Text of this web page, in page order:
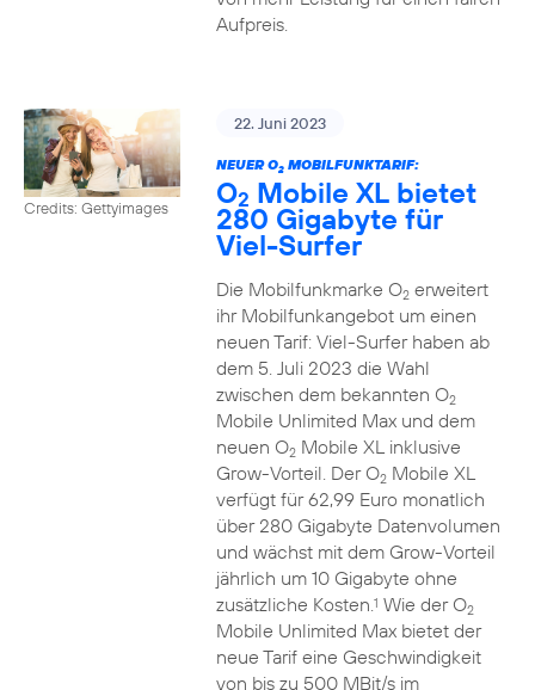
Aufpreis.
Credits: Gettyimages
22. Juni 2023
NEUER O2MOBILFUNKTARIF:
O2 Mobile XL bietet
280 Gigabyte für
Viel-Surfer
Die Mobilfunkmarke O2erweitert
ihr Mobilfunkangebot um einen
neuen Tarif: Viel-Surfer haben ab
dem 5. Juli 2023 die Wahl
zwischen dem bekannten O2
Mobile Unlimited Max und dem
neuen O2Mobile XL inklusive
Grow-Vorteil. Der O2Mobile XL
verfügt für 62,99 Euro monatlich
über 280 Gigabyte Datenvolumen
und wächst mit dem Grow-Vorteil
jährlich um 10 Gigabyte ohne
zusätzliche Kosten.1 Wie der O2
Mobile Unlimited Max bietet der
neue Tarif eine Geschwindigkeit
von bis zu 500 MBit/s im